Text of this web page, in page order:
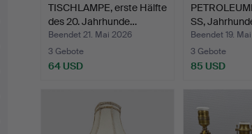
TISCHLAMPE, erste Hälfte
des 20. Jahrhunde…
Beendet 21. Mai 2026
3 Gebote
64 USD
SS,
1900…
Beendet 19.
3 Gebote
85 USD